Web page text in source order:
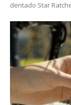
dentado Star